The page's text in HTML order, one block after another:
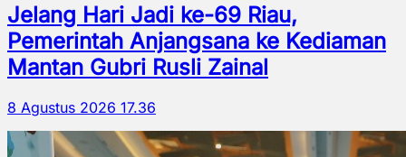
Jelang Hari Jadi ke-69 Riau,
Pemerintah Anjangsana ke Kediaman
Mantan Gubri Rusli Zainal
8 Agustus 2026 17.36